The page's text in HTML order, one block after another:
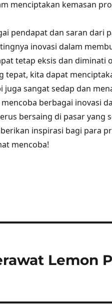
menciptakan kemasan
pendapat dan saran dari
inovasi dalam
tetap eksis dan diminati
tepat, kita dapat
juga sangat sedap dan
berbagai inovasi
bersaing di pasar yang
inspirasi bagi para
mencoba!
Lemon